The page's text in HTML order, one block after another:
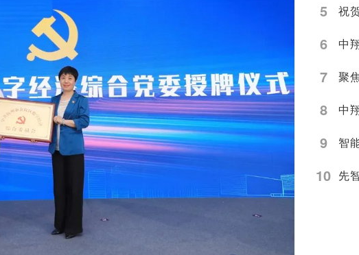
5
6
7 聚
8
9
10